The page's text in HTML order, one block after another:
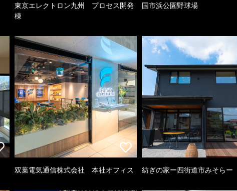
東京エレクトロン九州 プロセス開発
棟
国市浜公園野球場
双葉電気通信株式会社 本社オフィス 紡ぎの家ー四街道市みそらー